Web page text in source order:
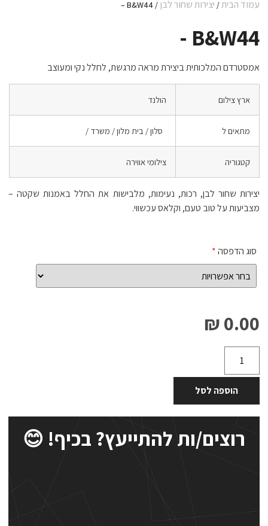
עמוד הבית/ יצירות שחור לבן / B&W44 –
B&W44 -
אמסטרדם המלכותית ביצירת מראה מרגשת, לחלל נקי ומעוצב
ארץ צילום הולנד
מתאים ל סלון / בית מלון / משרד /
קטגוריה צילומי אווירה
יצירות שחור לבן, רכות, נעימות, מלבישות את החלל באמנות שקטה –
מצביעות על טוב טעם, וקלאס עכשווי.
סוג הדפסה*
0.00 ₪
הוספה לסל
רוצים/ות להתייעץ? בכיף! 😊